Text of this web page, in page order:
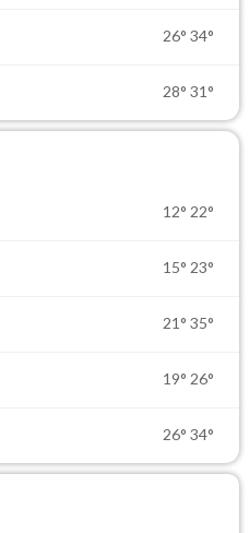
26° 34°
28° 31°
12° 22°
15° 23°
21° 35°
19° 26°
26° 34°